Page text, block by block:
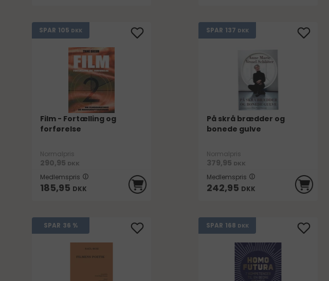
SPAR 105 DKK
Film - Fortælling og
forførelse
Normalpris
290,95 DKK
Medlemspris
185,95 DKK
SPAR 137 DKK
På skrå brædder og
bonede gulve
Normalpris
379,95 DKK
Medlemspris
242,95 DKK
SPAR 36 % SPAR 168 DKK